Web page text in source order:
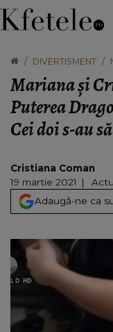
DIVERTISMENT
Mariana și
Puterea
Cei doi s-au
Cristiana Coman
19 martie 2021
Adaugă-ne ca